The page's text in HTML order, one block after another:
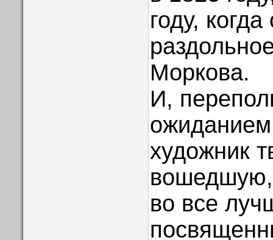
году,
Моркова.
И,
ожиданием
художник
вошедшую,
во все